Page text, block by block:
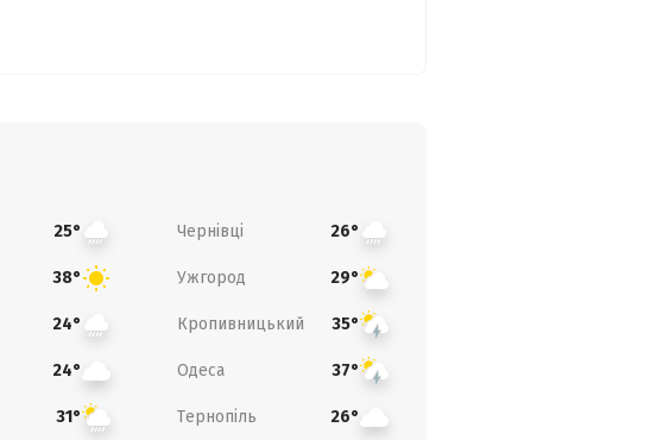
25° Чернівці 26°
38° Ужгород 29°
24° Кропивницький 35°
24° Одеса 37°
31° Тернопіль 26°